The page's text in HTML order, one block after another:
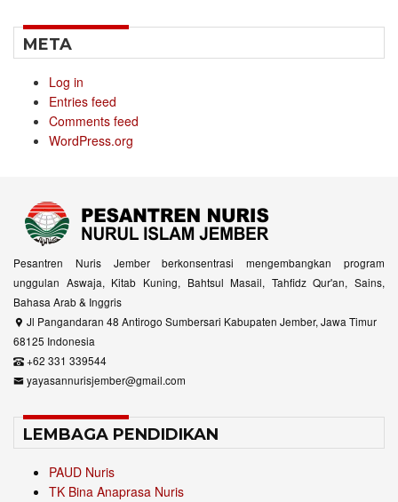
META
Log in
Entries feed
Comments feed
WordPress.org
Pesantren Nuris Jember berkonsentrasi mengembangkan program
unggulan Aswaja, Kitab Kuning, Bahtsul Masail, Tahfidz Qur'an, Sains,
Bahasa Arab & Inggris
Jl Pangandaran 48 Antirogo Sumbersari Kabupaten Jember, Jawa Timur
68125 Indonesia
+62 331 339544
yayasannurisjember@gmail.com
LEMBAGA PENDIDIKAN
PAUD Nuris
TK Bina Anaprasa Nuris